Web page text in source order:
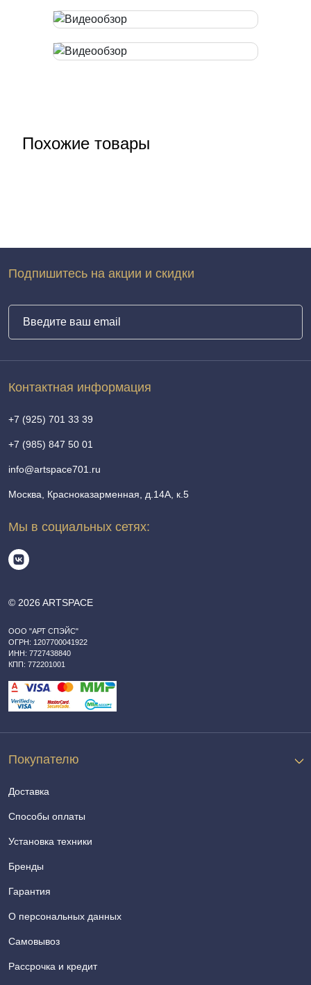
Похожие товары
© 2026 ARTSPACE
ООО "АРТ СПЭЙС"
ОГРН: 1207700041922
ИНН: 7727438840
КПП: 772201001
Покупателю
Доставка
Способы оплаты
Установка техники
Бренды
Гарантия
О персональных данных
Самовывоз
Рассрочка и кредит
Контактная информация
+7 (925) 701 33 39
+7 (985) 847 50 01
info@artspace701.ru
Москва, Красноказарменная, д.14А, к.5
Мы в социальных сетях:
Подпишитесь на акции и скидки